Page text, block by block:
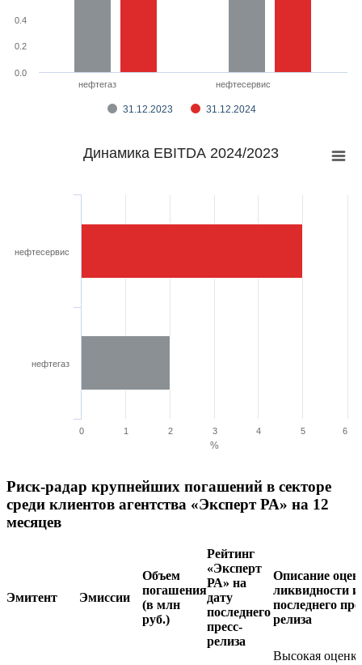
31.12.2023 31.12.2024
нефтегаз нефтесервис
0.0
0.2
0.4
%
Динамика EBITDA 2024/2023
нефтесервис
нефтегаз
0 1 2 3 4 5 6
Риск-радар крупнейших погашений в секторе
среди клиентов агентства «Эксперт РА» на 12
месяцев
Эмитент Эмиссии
Объем
погашения
(в млн
руб.)
Рейтинг
«Эксперт
РА» на
дату
последнего
пресс-
релиза
Описание
ликвидности
последнего
релиза
Высокая оценка